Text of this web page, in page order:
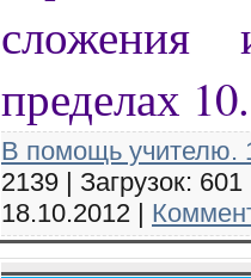
пределах
В помощь учителю.
2139 | Загрузок:
18.10.2012 |